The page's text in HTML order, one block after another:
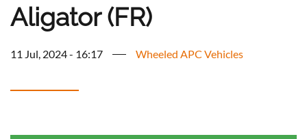
Aligator (FR)
11 Jul, 2024 - 16:17 Wheeled APC Vehicles